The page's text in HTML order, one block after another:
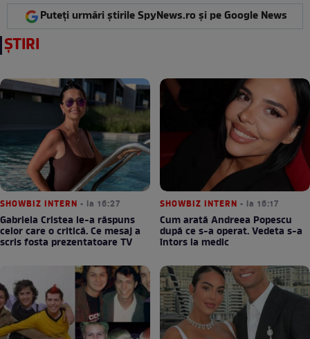
Puteți urmări știrile SpyNews.ro și pe Google News
ȘTIRI
SHOWBIZ INTERN • la 16:27
Gabriela Cristea le-a răspuns
celor care o critică. Ce mesaj a
scris fosta prezentatoare TV
SHOWBIZ INTERN • la 16:17
Cum arată Andreea Popescu
după ce s-a operat. Vedeta s-a
întors la medic